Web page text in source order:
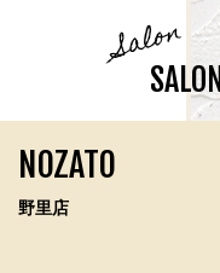
Salon
SALON
NOZATO
野里店